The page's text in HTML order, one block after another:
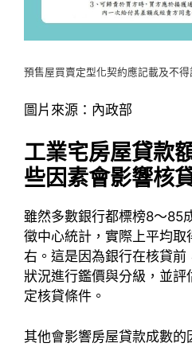
預售屋買賣定型化契約應記載及不
圖片來源：內政部
工業宅房屋貸款
些因素會影響核
雖然多數銀行都標榜8～85
徵中心統計，實際上平均
右。這是因為銀行在核貸
狀況進行鑑價與分級，並
定核貸條件。
其他會影響房屋貸款成數